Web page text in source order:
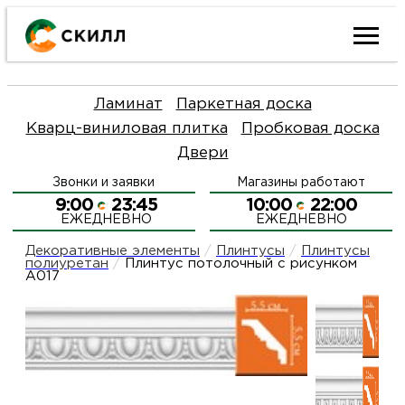
Как
Ламинат
Паркетная доска
Кварц-виниловая плитка
Пробковая доска
Двери
Звонки и заявки
9:00 23:45
ЕЖЕДНЕВНО
Магазины работают
10:00 22:00
ЕЖЕДНЕВНО
Декоративные элементы / Плинтусы /
Плинтусы
полиуретан / Плинтус потолочный с рисунком
A017